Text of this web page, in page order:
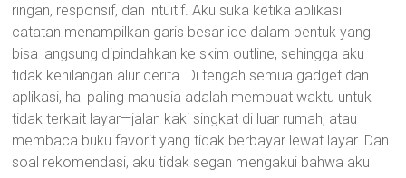
ringan, responsif, dan intuitif. Aku suka ketika aplikasi
catatan menampilkan garis besar ide dalam bentuk yang
bisa langsung dipindahkan ke skim outline, sehingga aku
tidak kehilangan alur cerita. Di tengah semua gadget dan
aplikasi, hal paling manusia adalah membuat waktu untuk
tidak terkait layar—jalan kaki singkat di luar rumah, atau
membaca buku favorit yang tidak berbayar lewat layar. Dan
soal rekomendasi, aku tidak segan mengakui bahwa aku